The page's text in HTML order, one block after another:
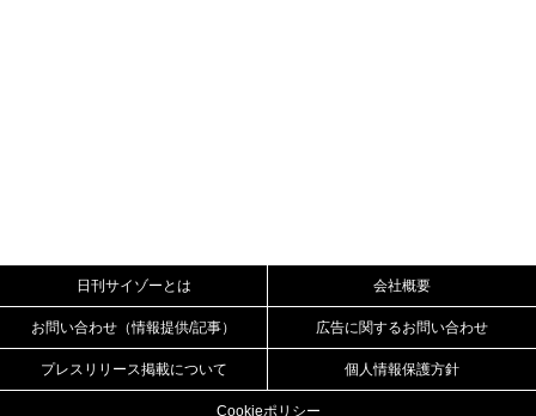
日刊サイゾーとは 会社概要
お問い合わせ（情報提供/記事） 広告に関するお問い合わせ
プレスリリース掲載について 個人情報保護方針
Cookieポリシー